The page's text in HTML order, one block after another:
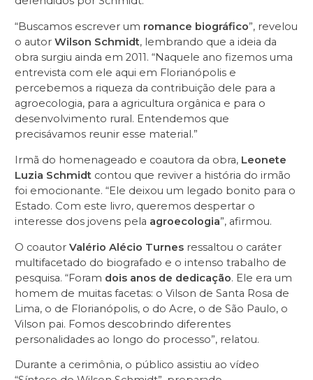
“Buscamos escrever um romance biográfico”, revelou
o autor Wilson Schmidt, lembrando que a ideia da
obra surgiu ainda em 2011. “Naquele ano fizemos uma
entrevista com ele aqui em Florianópolis e
percebemos a riqueza da contribuição dele para a
agroecologia, para a agricultura orgânica e para o
desenvolvimento rural. Entendemos que
precisávamos reunir esse material.”
Irmã do homenageado e coautora da obra, Leonete
Luzia Schmidt contou que reviver a história do irmão
foi emocionante. “Ele deixou um legado bonito para o
Estado. Com este livro, queremos despertar o
interesse dos jovens pela agroecologia”, afirmou.
O coautor Valério Alécio Turnes ressaltou o caráter
multifacetado do biografado e o intenso trabalho de
pesquisa. “Foram dois anos de dedicação. Ele era um
homem de muitas facetas: o Vilson de Santa Rosa de
Lima, o de Florianópolis, o do Acre, o de São Paulo, o
Vilson pai. Fomos descobrindo diferentes
personalidades ao longo do processo”, relatou.
Durante a cerimônia, o público assistiu ao vídeo